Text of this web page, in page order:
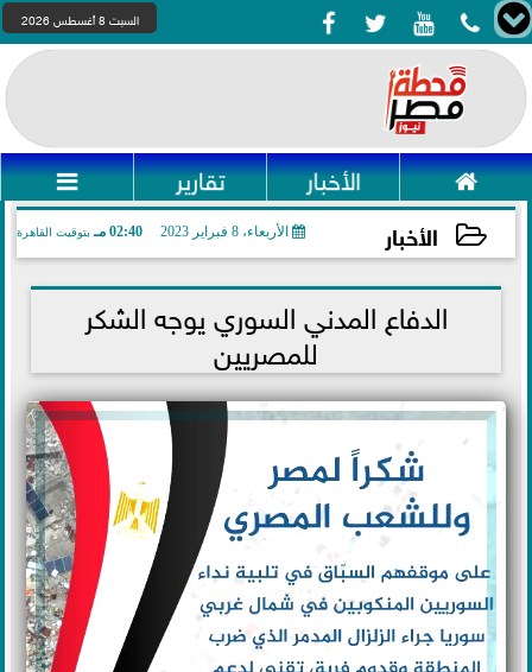
    السبت 8 أغسطس 2026
 الأخبار تقارير 
الأخبار الأربعاء، 8 فبراير 2023 02:40 مـ بتوقيت القاهرة
2023-02-08 14:40:33الدفاع المدني السوري يوجه الشكر
للمصريين